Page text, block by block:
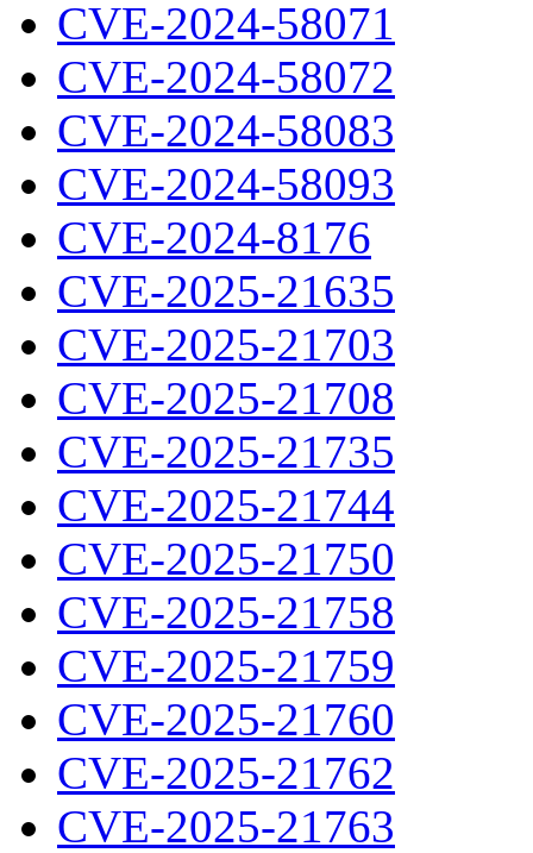
CVE-2024-58071
CVE-2024-58072
CVE-2024-58083
CVE-2024-58093
CVE-2024-8176
CVE-2025-21635
CVE-2025-21703
CVE-2025-21708
CVE-2025-21735
CVE-2025-21744
CVE-2025-21750
CVE-2025-21758
CVE-2025-21759
CVE-2025-21760
CVE-2025-21762
CVE-2025-21763